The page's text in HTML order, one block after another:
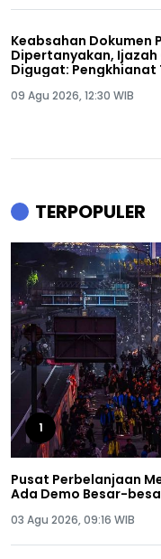
Keabsahan Dokumen
Dipertanyakan, Ijazah
Digugat: Pengkhianat
09 Agu 2026, 12:30 WIB
TERPOPULER
1
Pusat Perbelanjaan
Ada Demo Besar-
03 Agu 2026, 09:16 WIB